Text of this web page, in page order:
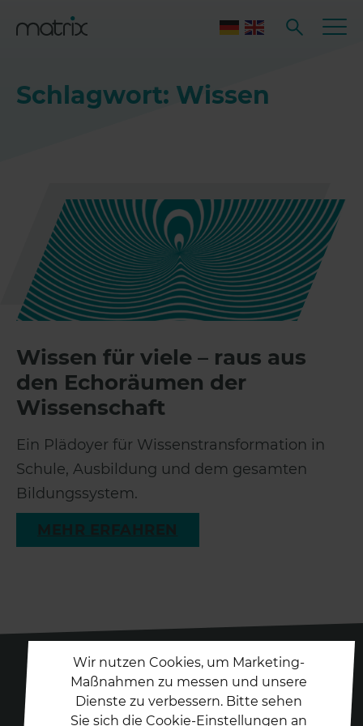
Schlagwort: Wissen
Wissen für viele – raus aus
den Echoräumen der
Wissenschaft
Ein Plädoyer für Wissenstransformation in
Schule, Ausbildung und dem gesamten
Bildungssystem.
Folgen Sie uns auf
Wir nutzen Cookies, um Marketing-
Maßnahmen zu messen und unsere
Dienste zu verbessern. Bitte sehen
Sie sich die Cookie-Einstellungen an